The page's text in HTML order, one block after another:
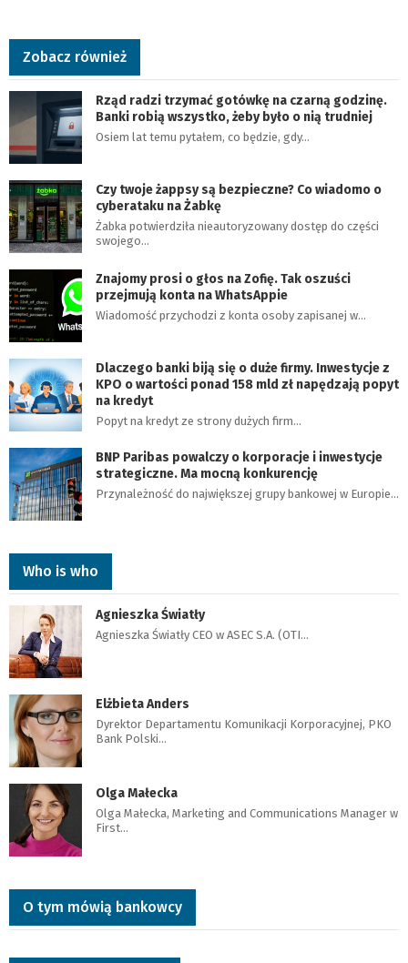
Zobacz również
Rząd radzi trzymać gotówkę na czarną godzinę.
Banki robią wszystko, żeby było o nią trudniej
Osiem lat temu pytałem, co będzie, gdy…
Czy twoje żappsy są bezpieczne? Co wiadomo o
cyberataku na Żabkę
Żabka potwierdziła nieautoryzowany dostęp do części
swojego…
Znajomy prosi o głos na Zofię. Tak oszuści
przejmują konta na WhatsAppie
Wiadomość przychodzi z konta osoby zapisanej w…
Dlaczego banki biją się o duże firmy. Inwestycje z
KPO o wartości ponad 158 mld zł napędzają popyt
na kredyt
Popyt na kredyt ze strony dużych firm…
BNP Paribas powalczy o korporacje i inwestycje
strategiczne. Ma mocną konkurencję
Przynależność do największej grupy bankowej w Europie…
Who is who
Agnieszka Światły
Agnieszka Światły CEO w ASEC S.A. (OTI…
Elżbieta Anders
Dyrektor Departamentu Komunikacji Korporacyjnej, PKO
Bank Polski…
Olga Małecka
Olga Małecka, Marketing and Communications Manager w
First…
O tym mówią bankowcy